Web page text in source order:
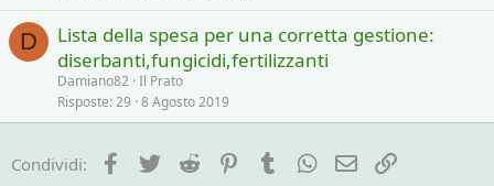
D
Lista della spesa per una corretta gestione:
diserbanti,fungicidi,fertilizzanti
Damiano82 Il Prato
Risposte 29 8 Agosto 2019
Condividi: Facebook
Twitter Reddit PinterestTumblrWhatsApp
e-mail